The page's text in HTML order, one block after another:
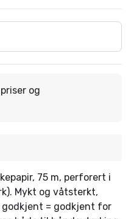
og
75 m, perforert i
Mykt og våtsterkt,
godkjent = godkjent for